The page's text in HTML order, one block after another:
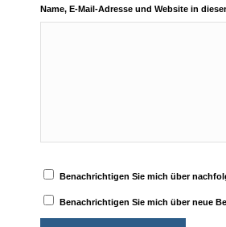
Name, E-Mail-Adresse und Website in
Benachrichtigen Sie mich über
Benachrichtigen Sie mich über neue